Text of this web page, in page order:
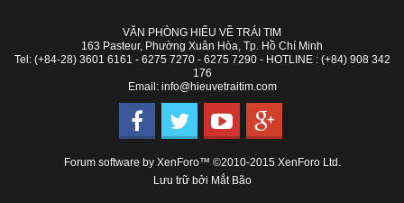
VĂN PHÒNG HIỂU VỀ TRÁI TIM
163 Pasteur, Phường Xuân Hòa, Tp. Hồ Chí Minh
Tel: (+84-28) 3601 6161 - 6275 7270 - 6275 7290 - HOTLINE : (+84) 908 342
176
Email: info@hieuvetraitim.com
Forum software by XenForo™ ©2010-2015 XenForo Ltd.
Lưu trữ bởi Mắt Bão